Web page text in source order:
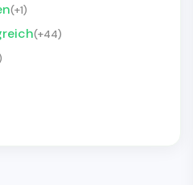
(+1)
(+44)